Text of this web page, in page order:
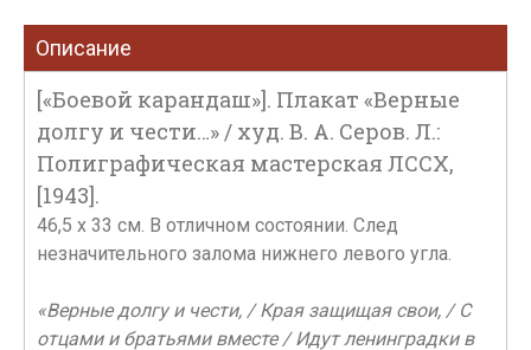
Описание
[«Боевой карандаш»]. Плакат «Верные
долгу и чести…» / худ. В. А. Серов. Л.:
Полиграфическая мастерская ЛССХ,
[1943].
46,5 x 33 см. В отличном состоянии. След
незначительного залома нижнего левого угла.
«Верные долгу и чести, / Края защищая свои, / С
отцами и братьями вместе / Идут ленинградки в